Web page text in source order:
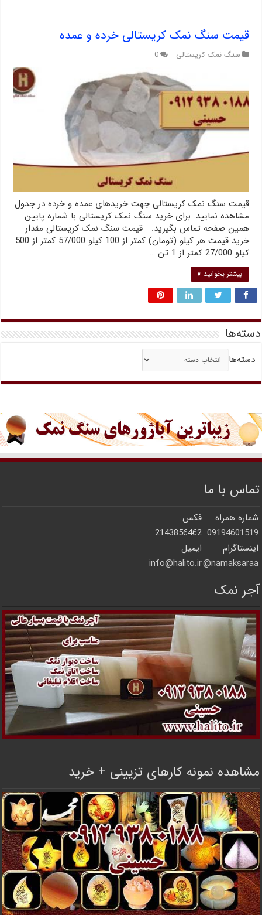
قیمت سنگ نمک کریستالی خرده و عمده
سنگ نمک کریستالی 0
قیمت سنگ نمک کریستالی جهت خریدهای عمده و خرده در جدول
مشاهده نمایید. برای خرید سنگ نمک کریستالی با شماره پایین
همین صفحه تماس بگیرید. قیمت سنگ نمک کریستالی مقدار
خرید قیمت هر کیلو (تومان) کمتر از 100 کیلو 57/000 کمتر از 500
کیلو 27/000 کمتر از 1 تن …
بیشتر بخوانید »
دسته‌ها
دسته‌ها
تماس با ما
شماره همراه
فکس
09194601519
2143856462
اینستاگرام
ایمیل
namaksaraa@
info@halito.ir
آجر نمک
مشاهده نمونه کارهای تزیینی + خرید